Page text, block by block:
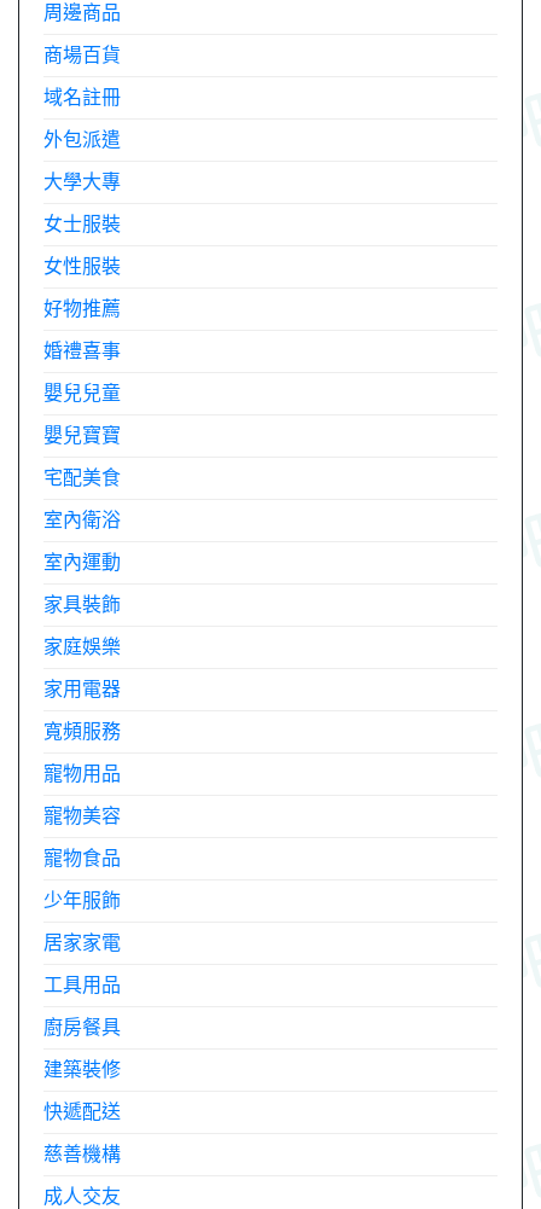
周邊商品
商場百貨
域名註冊
外包派遣
大學大專
女士服裝
女性服裝
好物推薦
婚禮喜事
嬰兒兒童
嬰兒寶寶
宅配美食
室內衛浴
室內運動
家具裝飾
家庭娛樂
家用電器
寬頻服務
寵物用品
寵物美容
寵物食品
少年服飾
居家家電
工具用品
廚房餐具
建築裝修
快遞配送
慈善機構
成人交友